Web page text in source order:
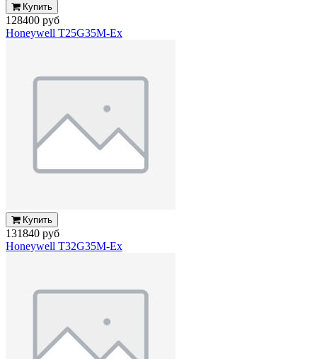
Купить
128400 руб
Honeywell T25G35M-Ex
Купить
131840 руб
Honeywell T32G35M-Ex